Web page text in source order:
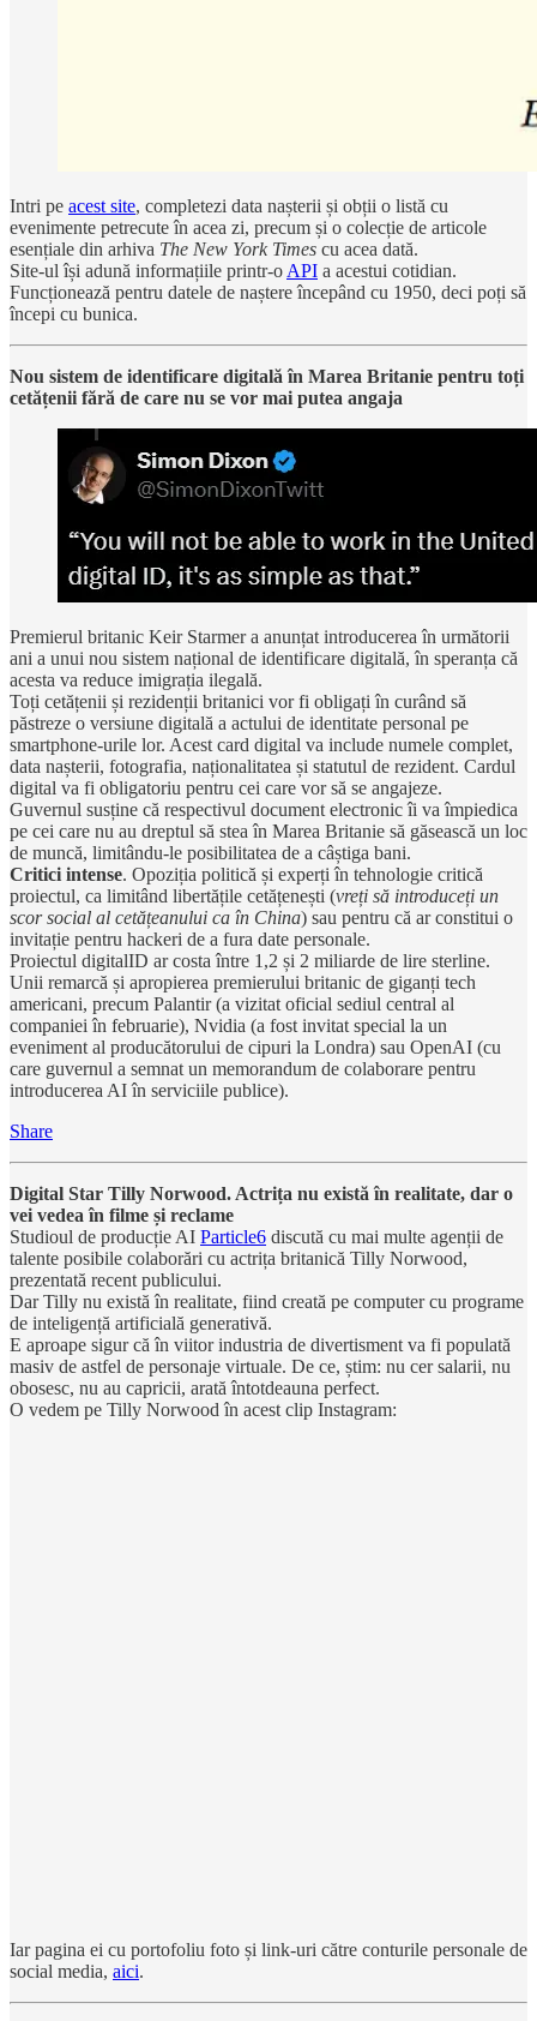
Intri pe acest site, completezi data nașterii și obții o listă cu
evenimente petrecute în acea zi, precum și o colecție de articole
esențiale din arhiva The New York Times cu acea dată.
Site-ul își adună informațiile printr-o API a acestui cotidian.
Funcționează pentru datele de naștere începând cu 1950, deci poți să
începi cu bunica.
Nou sistem de identificare digitală în Marea Britanie pentru toți
cetățenii fără de care nu se vor mai putea angaja
Premierul britanic Keir Starmer a anunțat introducerea în următorii
ani a unui nou sistem național de identificare digitală, în speranța că
acesta va reduce imigrația ilegală.
Toți cetățenii și rezidenții britanici vor fi obligați în curând să
păstreze o versiune digitală a actului de identitate personal pe
smartphone-urile lor. Acest card digital va include numele complet,
data nașterii, fotografia, naționalitatea și statutul de rezident. Cardul
digital va fi obligatoriu pentru cei care vor să se angajeze.
Guvernul susține că respectivul document electronic îi va împiedica
pe cei care nu au dreptul să stea în Marea Britanie să găsească un loc
de muncă, limitându-le posibilitatea de a câștiga bani.
Critici intense. Opoziția politică și experți în tehnologie critică
proiectul, ca limitând libertățile cetățenești (vreți să introduceți un
scor social al cetățeanului ca în China) sau pentru că ar constitui o
invitație pentru hackeri de a fura date personale.
Proiectul digitalID ar costa între 1,2 și 2 miliarde de lire sterline.
Unii remarcă și apropierea premierului britanic de giganți tech
americani, precum Palantir (a vizitat oficial sediul central al
companiei în februarie), Nvidia (a fost invitat special la un
eveniment al producătorului de cipuri la Londra) sau OpenAI (cu
care guvernul a semnat un memorandum de colaborare pentru
introducerea AI în serviciile publice).
Share
Digital Star Tilly Norwood. Actrița nu există în realitate, dar o
vei vedea în filme și reclame
Studioul de producție AI Particle6 discută cu mai multe agenții de
talente posibile colaborări cu actrița britanică Tilly Norwood,
prezentată recent publicului.
Dar Tilly nu există în realitate, fiind creată pe computer cu programe
de inteligență artificială generativă.
E aproape sigur că în viitor industria de divertisment va fi populată
masiv de astfel de personaje virtuale. De ce, știm: nu cer salarii, nu
obosesc, nu au capricii, arată întotdeauna perfect.
O vedem pe Tilly Norwood în acest clip Instagram:
Iar pagina ei cu portofoliu foto și link-uri către conturile personale de
social media, aici.